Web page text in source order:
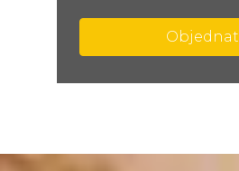
Objednat